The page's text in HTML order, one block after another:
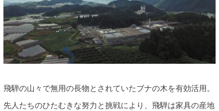
飛騨の山々で無用の長物とされていたブナの木を有効活用。
先人たちのひたむきな努力と挑戦により、飛騨は家具の産地